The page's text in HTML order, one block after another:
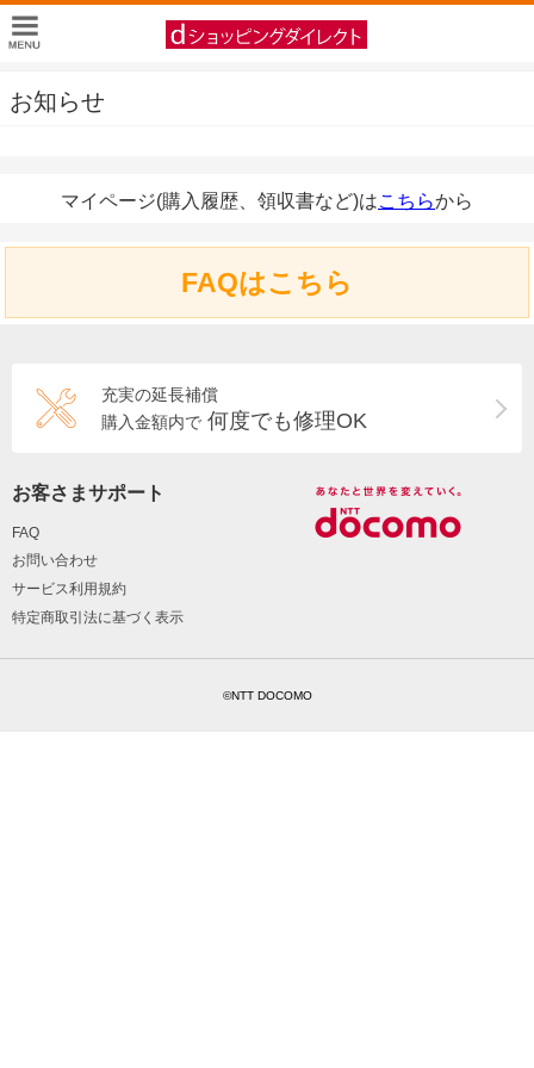
お知らせ
マイページ(購入履歴、領収書など)はこちらから
FAQはこちら
充実の延長補償
購入金額内で 何度でも修理OK
お客さまサポート
FAQ
お問い合わせ
サービス利用規約
特定商取引法に基づく表示
©NTT DOCOMO